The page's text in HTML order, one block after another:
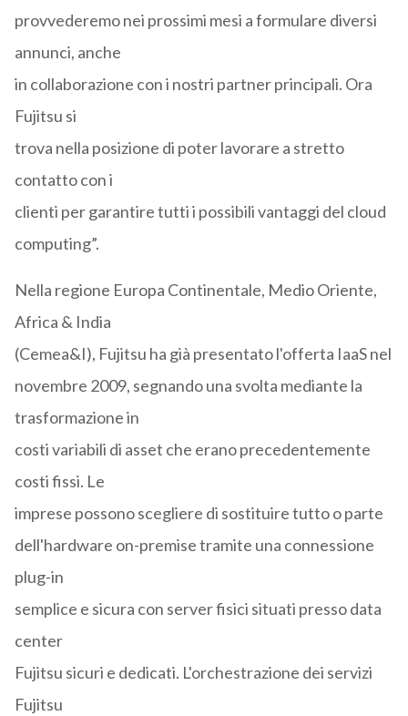
provvederemo nei prossimi mesi a formulare diversi
annunci, anche
in collaborazione con i nostri partner principali. Ora
Fujitsu si
trova nella posizione di poter lavorare a stretto
contatto con i
clienti per garantire tutti i possibili vantaggi del cloud
computing”.
Nella regione Europa Continentale, Medio Oriente,
Africa & India
(Cemea&I), Fujitsu ha già presentato l'offerta IaaS nel
novembre 2009, segnando una svolta mediante la
trasformazione in
costi variabili di asset che erano precedentemente
costi fissi. Le
imprese possono scegliere di sostituire tutto o parte
dell'hardware on-premise tramite una connessione
plug-in
semplice e sicura con server fisici situati presso data
center
Fujitsu sicuri e dedicati. L'orchestrazione dei servizi
Fujitsu